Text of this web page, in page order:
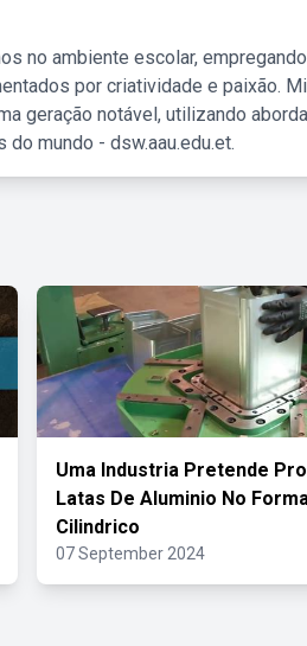
no ambiente escolar, empregando
por criatividade e paixão.
geração notável, utilizando
mundo - dsw.aau.edu.et.
Uma Industria Pretende
Latas De Aluminio No
Cilindrico
07 September 2024